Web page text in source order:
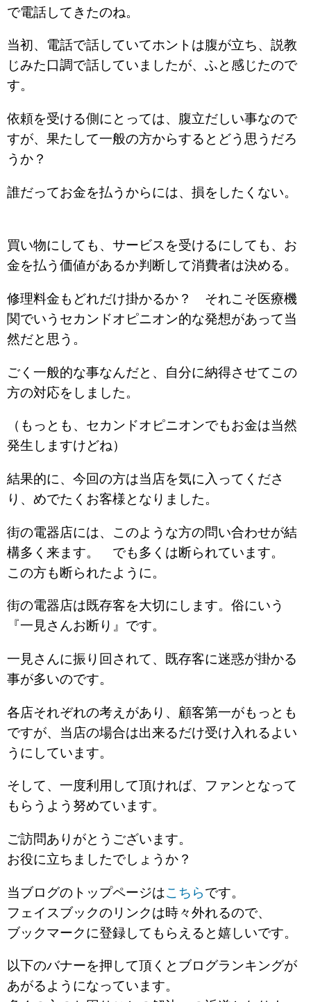
で電話してきたのね。
当初、電話で話していてホントは腹が立ち、説教
じみた口調で話していましたが、ふと感じたので
す。
依頼を受ける側にとっては、腹立だしい事なので
すが、果たして一般の方からするとどう思うだろ
うか？
誰だってお金を払うからには、損をしたくない。
買い物にしても、サービスを受けるにしても、お
金を払う価値があるか判断して消費者は決める。
修理料金もどれだけ掛かるか？ それこそ医療機
関でいうセカンドオピニオン的な発想があって当
然だと思う。
ごく一般的な事なんだと、自分に納得させてこの
方の対応をしました。
（もっとも、セカンドオピニオンでもお金は当然
発生しますけどね）
結果的に、今回の方は当店を気に入ってくださ
り、めでたくお客様となりました。
街の電器店には、このような方の問い合わせが結
構多く来ます。 でも多くは断られています。
この方も断られたように。
街の電器店は既存客を大切にします。俗にいう
『一見さんお断り』です。
一見さんに振り回されて、既存客に迷惑が掛かる
事が多いのです。
各店それぞれの考えがあり、顧客第一がもっとも
ですが、当店の場合は出来るだけ受け入れるよい
うにしています。
そして、一度利用して頂ければ、ファンとなって
もらうよう努めています。
ご訪問ありがとうございます。
お役に立ちましたでしょうか？
当ブログのトップページはこちらです。
フェイスブックのリンクは時々外れるので、
ブックマークに登録してもらえると嬉しいです。
以下のバナーを押して頂くとブログランキングが
あがるようになっています。